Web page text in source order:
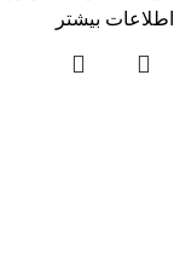
اطلاعات بیشتر